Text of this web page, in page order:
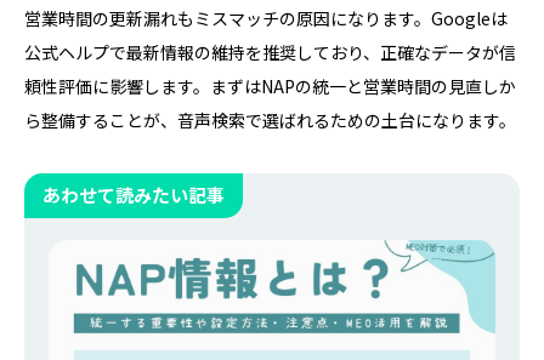
営業時間の更新漏れもミスマッチの原因になります。Googleは
公式ヘルプで最新情報の維持を推奨しており、正確なデータが信
頼性評価に影響します。まずはNAPの統一と営業時間の見直しか
ら整備することが、音声検索で選ばれるための土台になります。
あわせて読みたい記事